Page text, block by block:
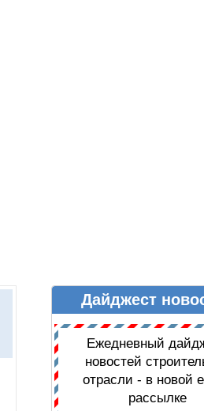
ДАЙДЖЕСТ НОВОСТЕЙ
Дайджест
Ежедневный
новостей
отрасли - в новой
рассылке